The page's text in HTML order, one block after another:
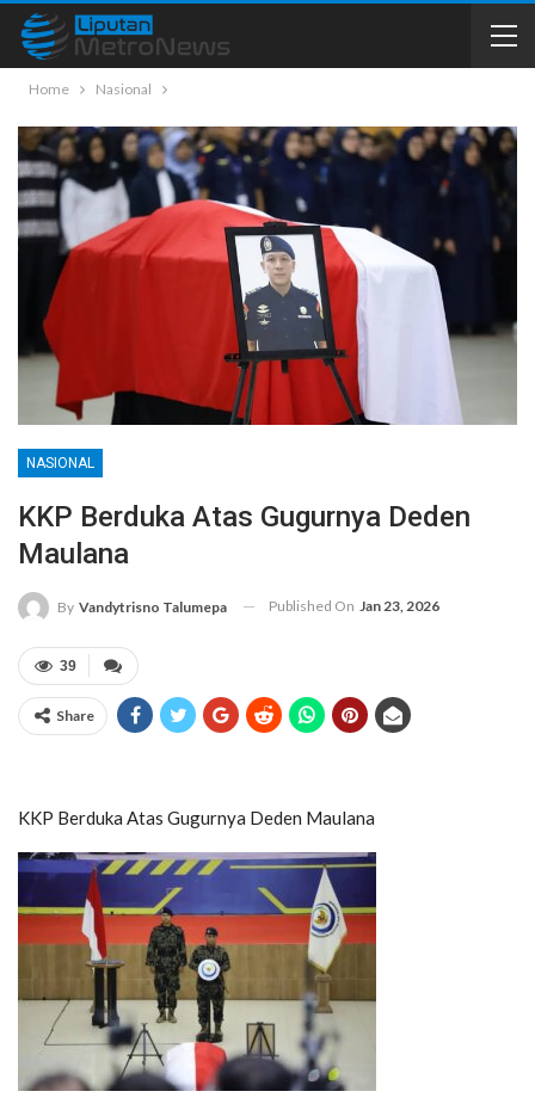
Home Nasional
NASIONAL
KKP Berduka Atas Gugurnya Deden
Maulana
By Vandytrisno Talumepa Published On Jan 23, 2026
39
Share
KKP Berduka Atas Gugurnya Deden Maulana